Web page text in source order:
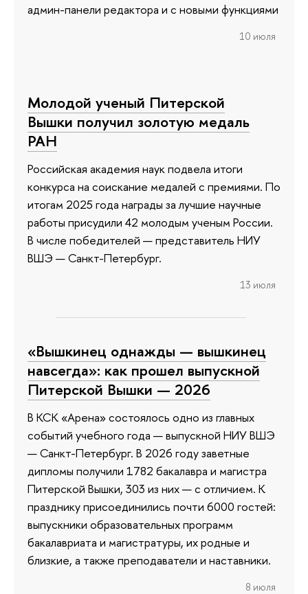
админ-панели редактора и с новыми функциями
10 июля
Молодой ученый Питерской
Вышки получил золотую медаль
РАН
Российская академия наук подвела итоги
конкурса на соискание медалей с премиями. По
итогам 2025 года награды за лучшие научные
работы присудили 42 молодым ученым России.
В числе победителей — представитель НИУ
ВШЭ — Санкт-Петербург.
13 июля
«Вышкинец однажды — вышкинец
навсегда»: как прошел выпускной
Питерской Вышки — 2026
В КСК «Арена» состоялось одно из главных
событий учебного года — выпускной НИУ ВШЭ
— Санкт-Петербург. В 2026 году заветные
дипломы получили 1782 бакалавра и магистра
Питерской Вышки, 303 из них — с отличием. К
празднику присоединились почти 6000 гостей:
выпускники образовательных программ
бакалавриата и магистратуры, их родные и
близкие, а также преподаватели и наставники.
8 июля